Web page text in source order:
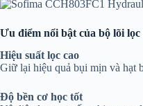
Ưu điểm nổi bật của bộ lõi
Hiệu suất lọc cao
Giữ lại hiệu quả bụi mịn và hạt
Độ bền cơ học tốt